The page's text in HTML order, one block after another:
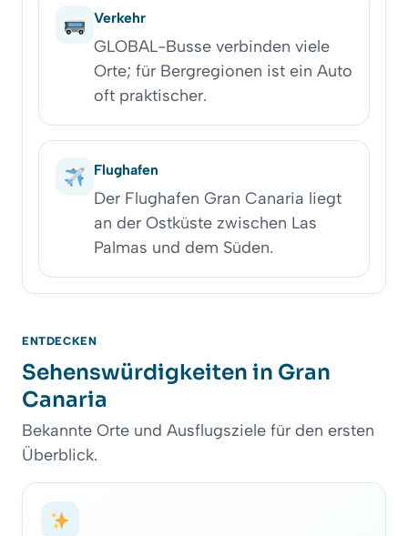
Verkehr
GLOBAL-Busse verbinden viele
Orte; für Bergregionen ist ein Auto
oft praktischer.
Flughafen
Der Flughafen Gran Canaria liegt
an der Ostküste zwischen Las
Palmas und dem Süden.
ENTDECKEN
Sehenswürdigkeiten in Gran
Canaria
Bekannte Orte und Ausflugsziele für den ersten
Überblick.